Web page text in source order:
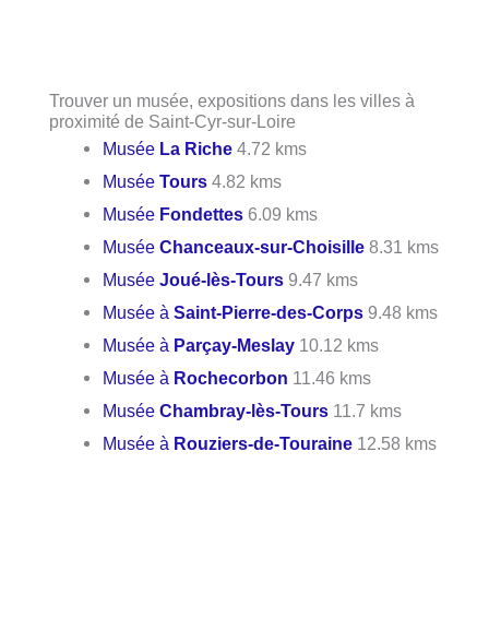
Trouver un musée, expositions dans les villes à
proximité de Saint-Cyr-sur-Loire
Musée La Riche 4.72 kms
MuséeTours 4.82 kms
Musée Fondettes 6.09 kms
MuséeChanceaux-sur-Choisille 8.31 kms
MuséeJoué-lès-Tours 9.47 kms
Musée àSaint-Pierre-des-Corps 9.48 kms
Musée à Parçay-Meslay 10.12 kms
Musée à Rochecorbon 11.46 kms
MuséeChambray-lès-Tours 11.7 kms
Musée à Rouziers-de-Touraine 12.58 kms